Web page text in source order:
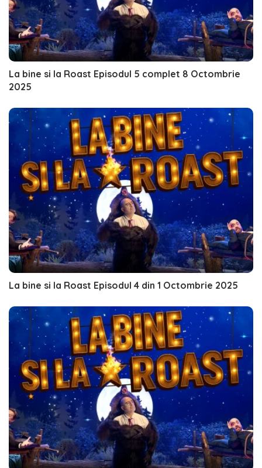
La bine si la Roast Episodul 5 complet 8 Octombrie
2025
La bine si la Roast Episodul 4 din 1 Octombrie 2025